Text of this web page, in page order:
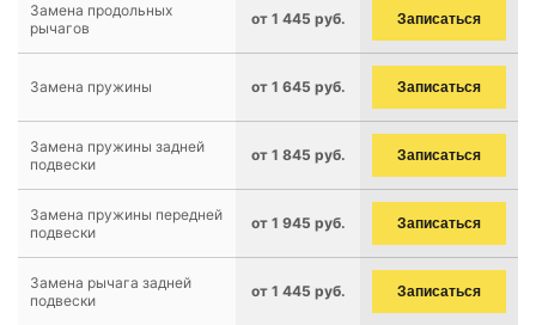
Замена продольных
рычагов
от 1 445 руб. Записаться
Замена пружины от 1 645 руб. Записаться
Замена пружины задней
подвески
от 1 845 руб. Записаться
Замена пружины передней
подвески
от 1 945 руб. Записаться
Замена рычага задней
подвески
от 1 445 руб. Записаться